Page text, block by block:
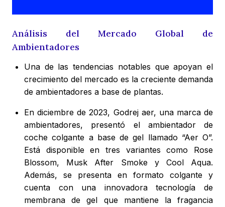
Análisis del Mercado Global de
Ambientadores
Una de las tendencias notables que apoyan el
crecimiento del mercado es la creciente demanda
de ambientadores a base de plantas.
En diciembre de 2023, Godrej aer, una marca de
ambientadores, presentó el ambientador de
coche colgante a base de gel llamado “Aer O”.
Está disponible en tres variantes como Rose
Blossom, Musk After Smoke y Cool Aqua.
Además, se presenta en formato colgante y
cuenta con una innovadora tecnología de
membrana de gel que mantiene la fragancia